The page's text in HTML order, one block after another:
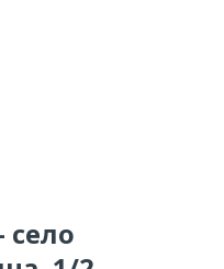
село